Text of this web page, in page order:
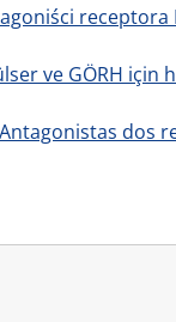
receptora
ve GÖRH
dos